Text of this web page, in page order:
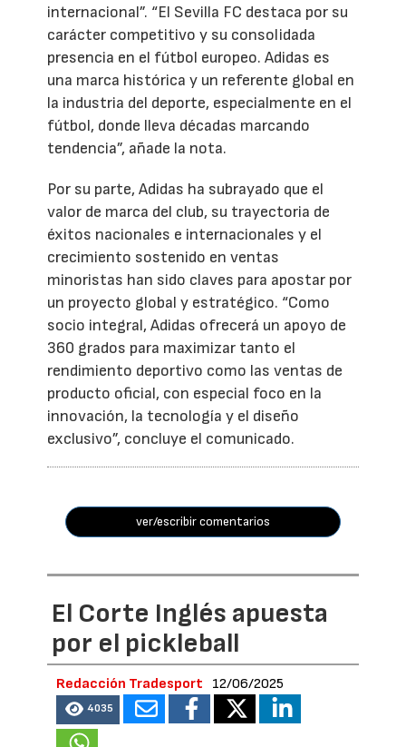
internacional”. “El Sevilla FC destaca por su
carácter competitivo y su consolidada
presencia en el fútbol europeo. Adidas es
una marca histórica y un referente global en
la industria del deporte, especialmente en el
fútbol, donde lleva décadas marcando
tendencia”, añade la nota.
Por su parte, Adidas ha subrayado que el
valor de marca del club, su trayectoria de
éxitos nacionales e internacionales y el
crecimiento sostenido en ventas
minoristas han sido claves para apostar por
un proyecto global y estratégico. “Como
socio integral, Adidas ofrecerá un apoyo de
360 grados para maximizar tanto el
rendimiento deportivo como las ventas de
producto oficial, con especial foco en la
innovación, la tecnología y el diseño
exclusivo”, concluye el comunicado.
ver/escribir comentarios
El Corte Inglés apuesta
por el pickleball
Redacción Tradesport 12/06/2025
4035